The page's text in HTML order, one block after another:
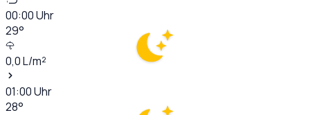
00:00Uhr
29°
0,0L/m²
01:00Uhr
28°